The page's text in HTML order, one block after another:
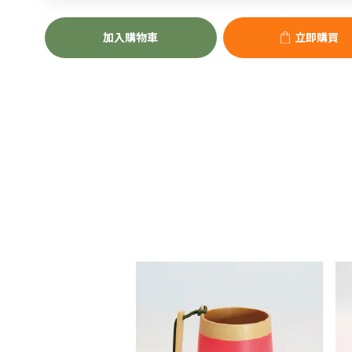
加入購物車 立即購買